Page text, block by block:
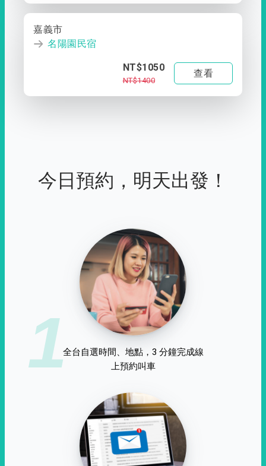
嘉義市
名陽園民宿
NT$1050
NT$1400
查看
今日預約，明天出發！
1全台自選時間、地點，3 分鐘完成線
上預約叫車